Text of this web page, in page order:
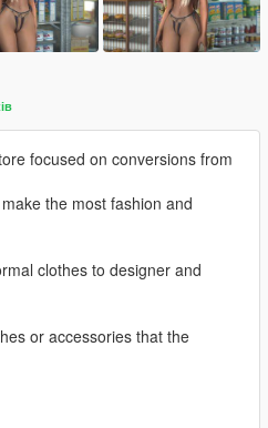
focused on conversions from
the most fashion and
clothes to designer and
or accessories that the